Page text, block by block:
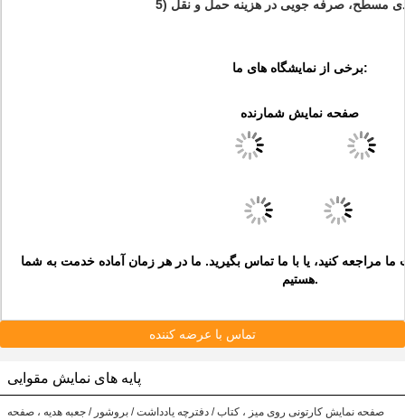
بندی مسطح، صرفه جویی در هزینه حمل و نقل
برخی از نمایشگاه های ما:
صفحه نمایش شمارنده
مراجعه کنید، یا با ما تماس بگیرید. ما در هر زمان آماده خدمت به شما
هستیم.
تماس با عرضه کننده
پایه های نمایش مقوایی
صفحه نمایش کارتونی روی میز ، کتاب / دفترچه یادداشت / بروشور / جعبه هدیه ، صفحه